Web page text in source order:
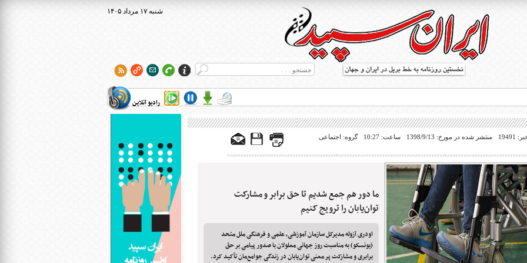
۱۴۰۵ شنبه ۱۷ مرداد
رادیو آنلاین
بریل در جهان
منتشر شده در مورخ: 1398/9/13 ساعت: 10:27 گروه: اجتماعی
ما دور هم جمع شدیم تا حق برابر و مشارکت
توان‌یابان را ترویج کنیم
اودری آزوله مدیرکل سازمان آموزشی، علمی و فرهنگی ملل متحد
(یونسکو) به مناسبت روز جهانی معلولان با صدور پیامی بر حق
برابری و مشارکت پر معنی توان‌یابان در زندگی جوامع‌مان تأکید کرد.